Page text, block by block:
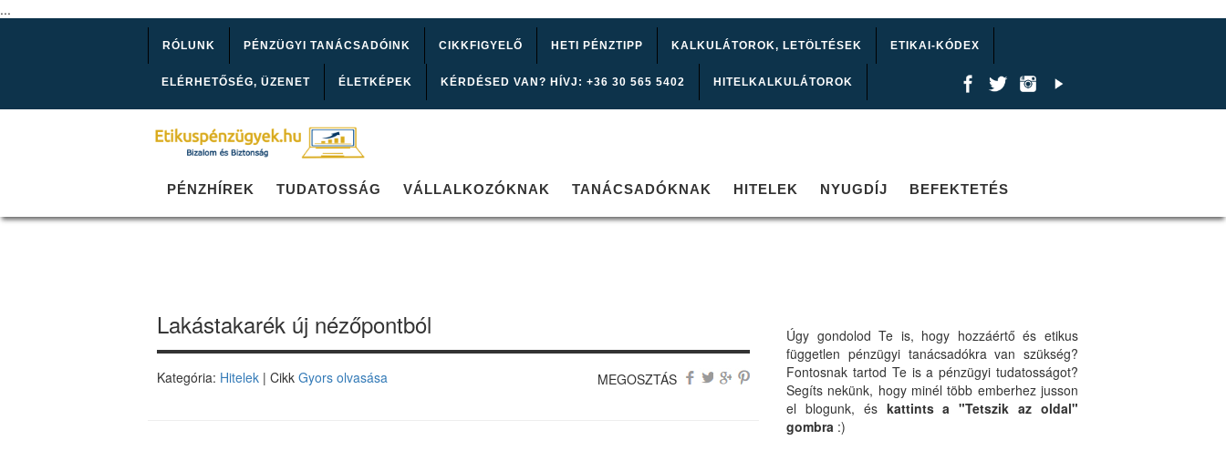
...
RÓLUNK PÉNZÜGYI TANÁCSADÓINK CIKKFIGYELŐ HETI PÉNZTIPP KALKULÁTOROK, LETÖLTÉSEK ETIKAI-KÓDEX
ELÉRHETŐSÉG, ÜZENET ÉLETKÉPEK KÉRDÉSED VAN? HÍVJ: +36 30 565 5402 HITELKALKULÁTOROK
PÉNZHÍREK TUDATOSSÁG VÁLLALKOZÓKNAK TANÁCSADÓKNAK HITELEK NYUGDÍJ BEFEKTETÉS
Lakástakarék új nézőpontból
Kategória: Hitelek | Cikk Gyors olvasása MEGOSZTÁS
Úgy gondolod Te is, hogy hozzáértő és etikus
független pénzügyi tanácsadókra van szükség?
Fontosnak tartod Te is a pénzügyi tudatosságot?
Segíts nekünk, hogy minél több emberhez jusson
el blogunk, és kattints a "Tetszik az oldal"
gombra :)